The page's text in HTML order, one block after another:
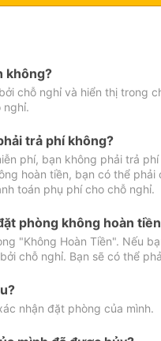
không?
chỗ nghỉ và hiển thị trong
nghỉ.
trả phí không?
phí, bạn không phải trả
hoàn tiền, bạn có thể
toán phụ phí cho chỗ nghỉ.
phòng không hoàn
"Không Hoàn Tiền". Nếu
chỗ nghỉ. Bạn sẽ có thể
nhận đặt phòng của mình.